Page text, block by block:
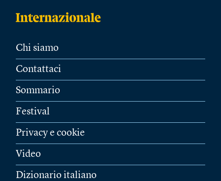
Chi siamo
Contattaci
Sommario
Festival
Privacy e cookie
Video
Dizionario italiano